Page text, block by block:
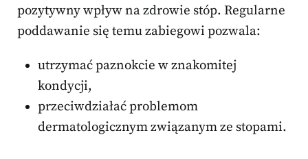
pozytywny wpływ na zdrowie stóp. Regularne
poddawanie się temu zabiegowi pozwala:
utrzymać paznokcie w znakomitej
kondycji,
przeciwdziałać problemom
dermatologicznym związanym ze stopami.